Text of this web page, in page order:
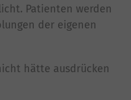
Patienten werden
der eigenen
hätte ausdrücken